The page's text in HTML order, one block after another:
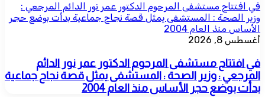
في افتتاح مستشفى المرحوم الدكتور عمر نور الدائم المرجعي :
وزير الصحة : المستشفى يمثل قصة نجاح جماعية بدأت بوضع حجر
الأساس منذ العام 2004
أغسطس 8, 2026
في افتتاح مستشفى المرحوم الدكتور عمر نور الدائم
المرجعي : وزير الصحة : المستشفى يمثل قصة نجاح جماعية
بدأت بوضع حجر الأساس منذ العام 2004